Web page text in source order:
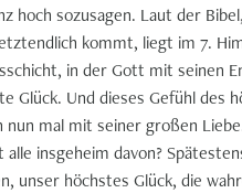
hoch sozusagen. Laut der
kommt, liegt im 7.
in der Gott mit seinen
Glück. Und dieses Gefühl des
nun mal mit seiner großen
insgeheim davon?
unser höchstes Glück, die